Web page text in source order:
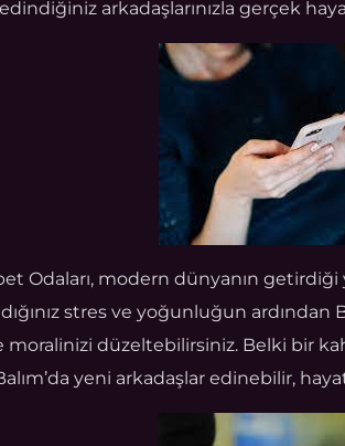
arkadaşlarınızla gerçek
Odaları, modern dünyanın getirdiği
stres ve yoğunluğun ardından
moralinizi düzeltebilirsiniz. Belki bir
yeni arkadaşlar edinebilir,